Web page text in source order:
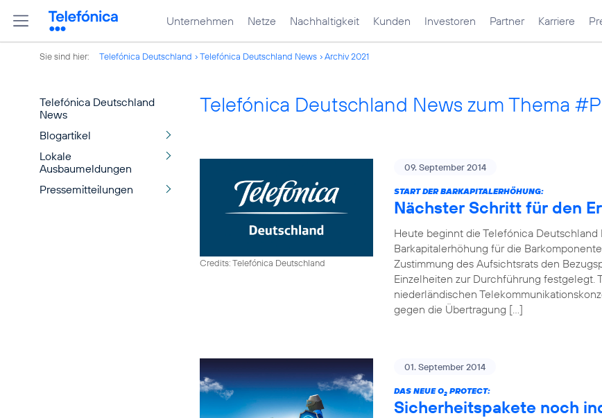
Unternehmen Netze Nachhaltigkeit Kunden Investoren Partner Karriere
Sie sind hier: Telefónica Deutschland Telefónica Deutschland News Archiv 2021
Telefónica Deutschland
News
Blogartikel
Lokale
Ausbaumeldungen
Pressemitteilungen
Telefónica Deutschland News zum Thema
Credits: Telefónica Deutschland
09. September 2014
START DER BARKAPITALERHÖHUNG:
Nächster Schritt für den
Heute beginnt die Telefónica
Barkapitalerhöhung für die
Zustimmung des Aufsichtsrats den
Einzelheiten zur Durchführung festgelegt.
niederländischen
gegen die Übertragung […]
01. September 2014
DAS NEUE O2 PROTECT:
Sicherheitspakete noch